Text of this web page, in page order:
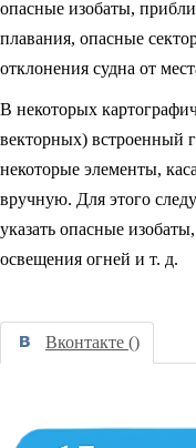
опасные изобаты,
плавания, опасные
отклонения судна от
В некоторых
векторных) встроенный
некоторые элементы,
вручную. Для этого
указать опасные
освещения огней и т. д.
Вконтакте ()